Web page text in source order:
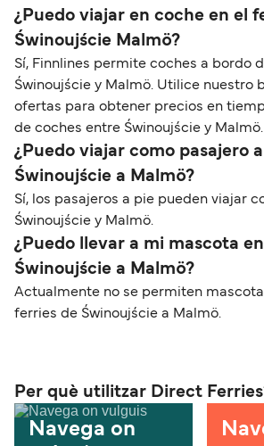
¿Puedo viajar en coche en el
Świnoujście Malmö?
Sí, Finnlines permite coches a bordo
Świnoujście y Malmö. Utilice nuestro
ofertas para obtener precios en
de coches entre Świnoujście y Malmö.
¿Puedo viajar como pasajero
Świnoujście a Malmö?
Sí, los pasajeros a pie pueden viajar
Świnoujście y Malmö.
¿Puedo llevar a mi mascota
Świnoujście a Malmö?
Actualmente no se permiten
ferries de Świnoujście a Malmö.
Per què utilitzar Direct
Navega on